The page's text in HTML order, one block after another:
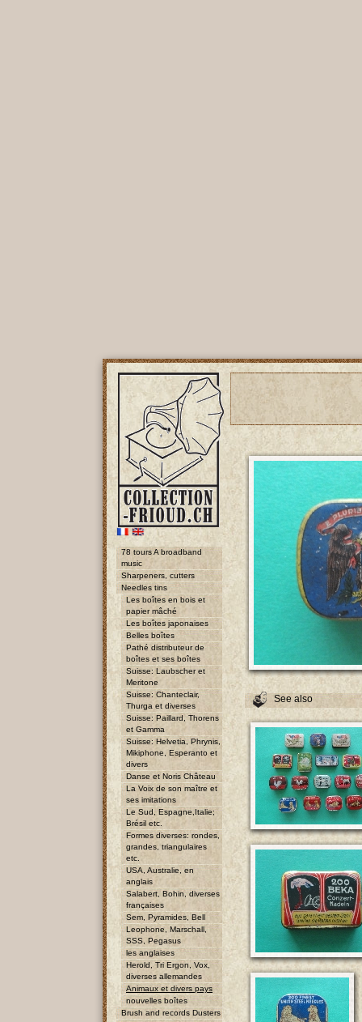
78 tours A broadband
music
Sharpeners, cutters
Needles tins
Les boîtes en bois et
papier mâché
Les boîtes japonaises
Belles boîtes
Pathé distributeur de
boîtes et ses boîtes
Suisse: Laubscher et
Meritone
Suisse: Chanteclair,
Thurga et diverses
Suisse: Paillard, Thorens
et Gamma
Suisse: Helvetia, Phrynis,
Mikiphone, Esperanto et
divers
Danse et Noris Château
La Voix de son maître et
ses imitations
Le Sud, Espagne,Italie;
Brésil etc.
Formes diverses: rondes,
grandes, triangulaires
etc.
USA, Australie, en
anglais
Salabert, Bohin, diverses
françaises
Sem, Pyramides, Bell
Leophone, Marschall,
SSS, Pegasus
les anglaises
Herold, Tri Ergon, Vox,
diverses allemandes
Animaux et divers pays
nouvelles boîtes
Brush and records Dusters
See also